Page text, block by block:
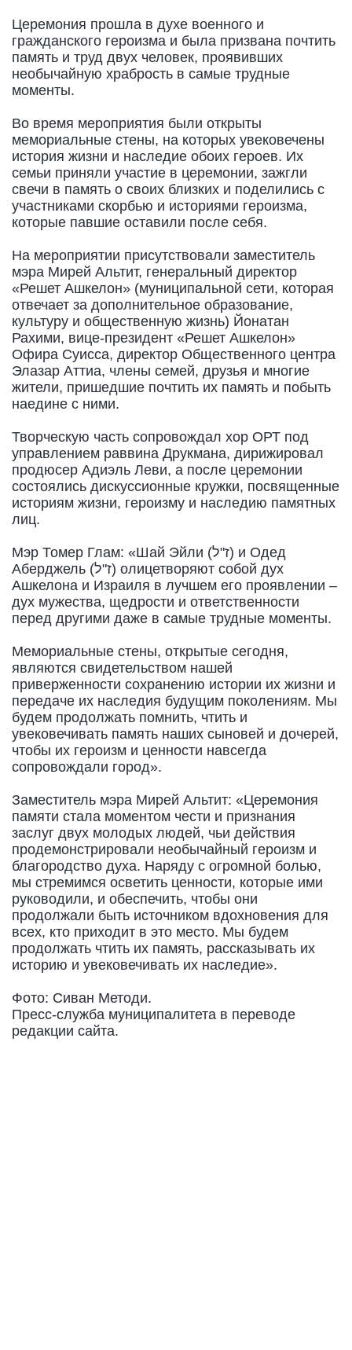
Церемония прошла в духе военного и
гражданского героизма и была призвана почтить
память и труд двух человек, проявивших
необычайную храбрость в самые трудные
моменты.
Во время мероприятия были открыты
мемориальные стены, на которых увековечены
история жизни и наследие обоих героев. Их
семьи приняли участие в церемонии, зажгли
свечи в память о своих близких и поделились с
участниками скорбью и историями героизма,
которые павшие оставили после себя.
На мероприятии присутствовали заместитель
мэра Мирей Альтит, генеральный директор
«Решет Ашкелон» (муниципальной сети, которая
отвечает за дополнительное образование,
культуру и общественную жизнь) Йонатан
Рахими, вице-президент «Решет Ашкелон»
Офира Суисса, директор Общественного центра
Элазар Аттиа, члены семей, друзья и многие
жители, пришедшие почтить их память и побыть
наедине с ними.
Творческую часть сопровождал хор ОРТ под
управлением раввина Друкмана, дирижировал
продюсер Адиэль Леви, а после церемонии
состоялись дискуссионные кружки, посвященные
историям жизни, героизму и наследию памятных
лиц.
Мэр Томер Глам: «Шай Эйли (ז"ל) и Одед
Аберджель (ז"ל) олицетворяют собой дух
Ашкелона и Израиля в лучшем его проявлении –
дух мужества, щедрости и ответственности
перед другими даже в самые трудные моменты.
Мемориальные стены, открытые сегодня,
являются свидетельством нашей
приверженности сохранению истории их жизни и
передаче их наследия будущим поколениям. Мы
будем продолжать помнить, чтить и
увековечивать память наших сыновей и дочерей,
чтобы их героизм и ценности навсегда
сопровождали город».
Заместитель мэра Мирей Альтит: «Церемония
памяти стала моментом чести и признания
заслуг двух молодых людей, чьи действия
продемонстрировали необычайный героизм и
благородство духа. Наряду с огромной болью,
мы стремимся осветить ценности, которые ими
руководили, и обеспечить, чтобы они
продолжали быть источником вдохновения для
всех, кто приходит в это место. Мы будем
продолжать чтить их память, рассказывать их
историю и увековечивать их наследие».
Фото: Сиван Методи.
Пресс-служба муниципалитета в переводе
редакции сайта.